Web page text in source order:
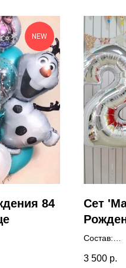
NEW
84
Сет
Состав:
Фигура
3 500 р.